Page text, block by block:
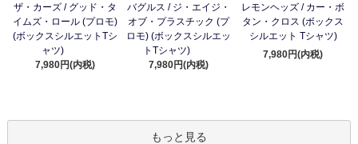
ザ・カーズ / グッド・タ
イムズ・ロール (プロモ)
(ボックスシルエットTシ
ャツ)
7,980円(内税)
バグルス / ジ・エイジ・
オブ・プラスチック (プ
ロモ) (ボックスシルエッ
トTシャツ)
7,980円(内税)
レモンヘッズ / カー・ボ
タン・クロス (ボックス
シルエット Tシャツ)
7,980円(内税)
もっと見る